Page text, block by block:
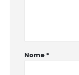
Nome *